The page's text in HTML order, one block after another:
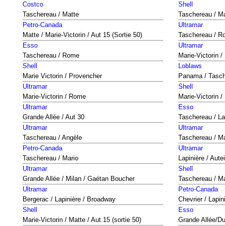
Costco
Taschereau / Matte
Shell
Taschereau /
Petro-Canada
Matte / Marie-Victorin / Aut 15 (Sortie 50)
Ultramar
Taschereau /
Esso
Taschereau / Rome
Ultramar
Marie-Victorin /
Shell
Marie Victorin / Provencher
Loblaws
Panama /
Ultramar
Marie-Victorin / Rome
Shell
Marie-Victorin /
Ultramar
Grande Allée / Aut 30
Esso
Taschereau /
Ultramar
Taschereau / Angèle
Ultramar
Taschereau /
Petro-Canada
Taschereau / Mario
Ultramar
Lapinière /
Ultramar
Grande Allée / Milan / Gaétan Boucher
Shell
Taschereau /
Ultramar
Bergerac / Lapinière / Broadway
Petro-Canada
Chevrier /
Shell
Marie-Victorin / Matte / Aut.15 (sortie 50)
Esso
Grande Allée/